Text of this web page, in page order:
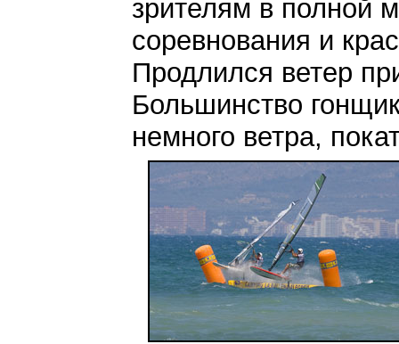
зрителям в полной
соревнования и
Продлился ветер
Большинство
немного ветра,